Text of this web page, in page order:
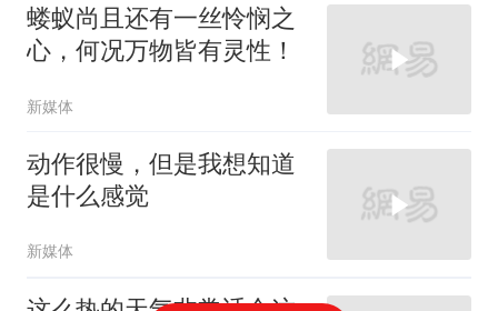
蝼蚁尚且还有一丝怜悯之
心，何况万物皆有灵性！
新媒体
动作很慢，但是我想知道
是什么感觉
新媒体